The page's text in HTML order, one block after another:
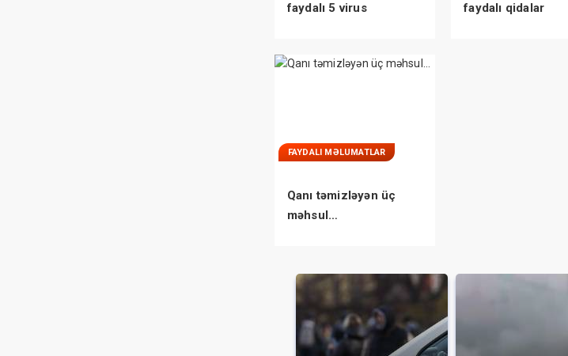
faydalı 5 virus
faydalı qidalar
FAYDALI MƏLUMATLAR
Qanı təmizləyən üç
məhsul…